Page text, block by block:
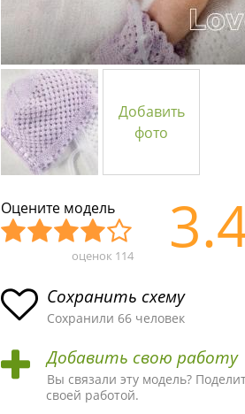
Добавить
фото
Оцените модель
асн
ая
ма
пло
хая
ма
Об
ыч
ная
ма
Хор
ая
ма
Отл
ая
ма!
оценок 114
Сохранить схему
Сохранили 66 человек
Добавить свою работу
Вы связали эту модель?
своей работой.